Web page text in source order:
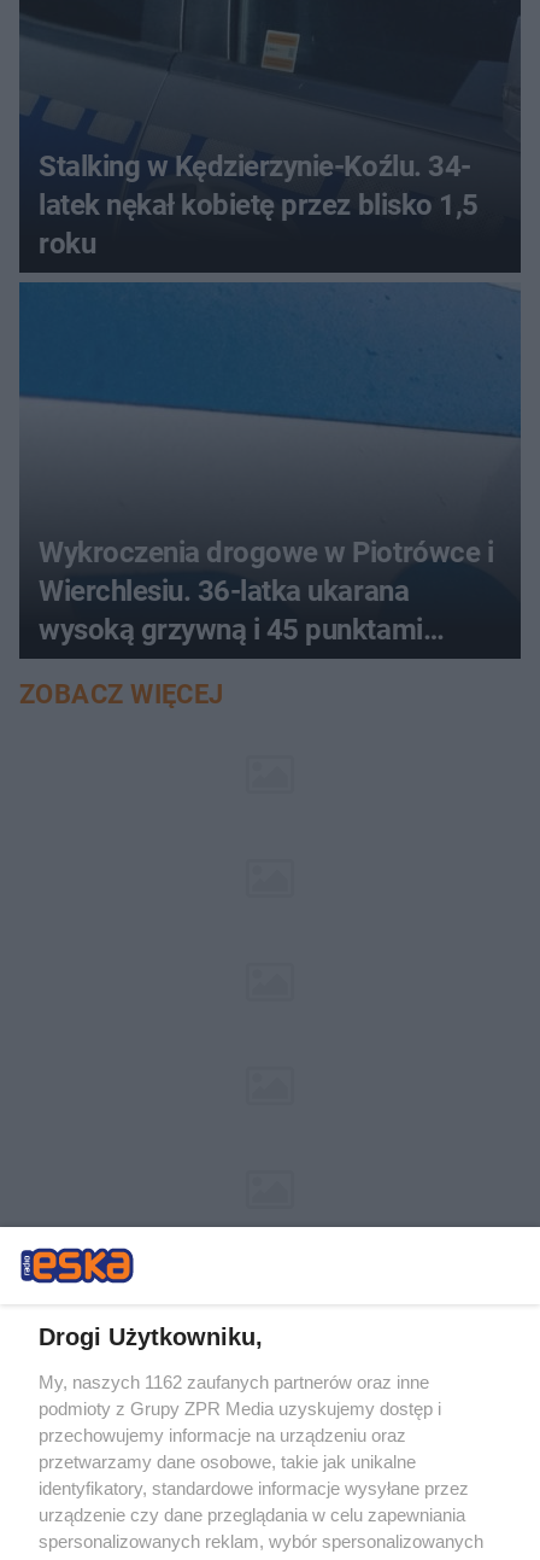
Stalking w Kędzierzynie-Koźlu. 34-
latek nękał kobietę przez blisko 1,5
roku
Wykroczenia drogowe w Piotrówce i
Wierchlesiu. 36-latka ukarana
wysoką grzywną i 45 punktami
karnymi
ZOBACZ WIĘCEJ
Żaden utwór zamieszczony w serwisie nie może być powielany i
rozpowszechniany lub dalej rozpowszechniany w jakikolwiek sposób (w
tym także elektroniczny lub mechaniczny) na jakimkolwiek polu
eksploatacji w jakiejkolwiek formie, włącznie z umieszczaniem w
Internecie bez pisemnej zgody właściciela praw. Jakiekolwiek użycie lub
wykorzystanie utworów w całości lub w części z naruszeniem prawa,
tzn. bez właściwej zgody, jest zabronione pod groźbą kary i może być
ścigane prawnie.
Drogi Użytkowniku,
My, naszych 1162 zaufanych partnerów oraz inne
podmioty z Grupy ZPR Media uzyskujemy dostęp i
przechowujemy informacje na urządzeniu oraz
przetwarzamy dane osobowe, takie jak unikalne
identyfikatory, standardowe informacje wysyłane przez
urządzenie czy dane przeglądania w celu zapewniania
spersonalizowanych reklam, wybór spersonalizowanych